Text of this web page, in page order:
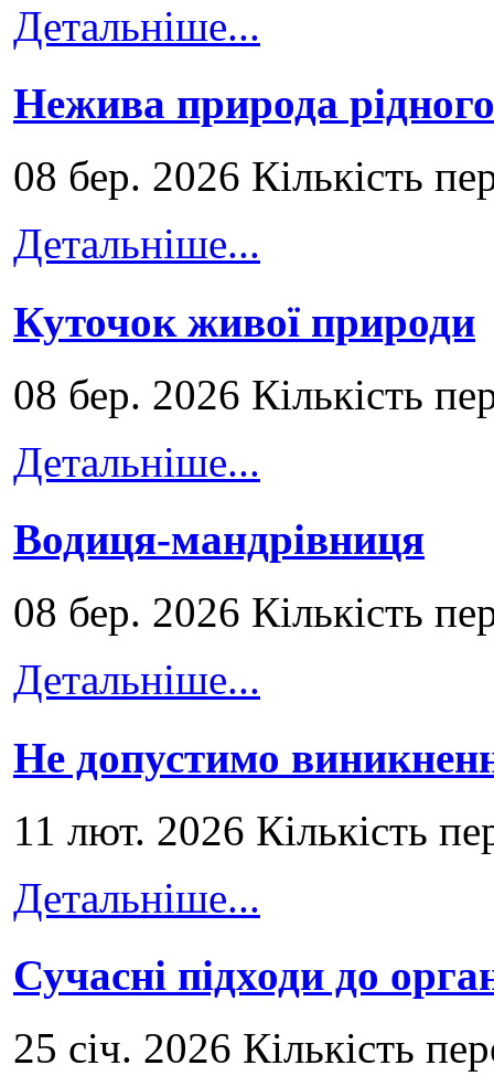
Детальніше...
Нежива природа
08 бер. 2026 Кількість
Детальніше...
Куточок живої природи
08 бер. 2026 Кількість
Детальніше...
Водиця-мандрівниця
08 бер. 2026 Кількість
Детальніше...
Не допустимо
11 лют. 2026 Кількість
Детальніше...
Сучасні підходи до
25 січ. 2026 Кількість